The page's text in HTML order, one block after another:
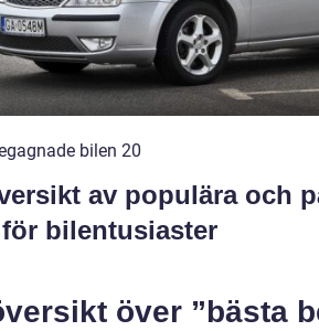
bilen 20
av populära och
bilentusiaster
över ”bästa